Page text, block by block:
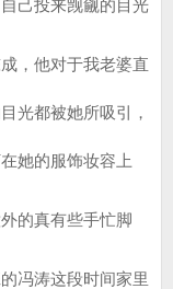
己投来觊觎的目光
，他对于我老婆直
光都被她所吸引，
她的服饰妆容上
的真有些手忙脚
冯涛这段时间家里